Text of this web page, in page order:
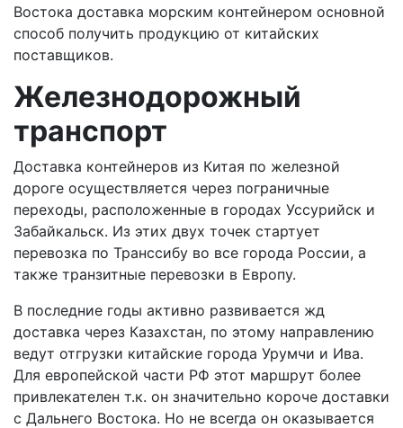
Востока доставка морским контейнером основной
способ получить продукцию от китайских
поставщиков.
Железнодорожный
транспорт
Доставка контейнеров из Китая по железной
дороге осуществляется через пограничные
переходы, расположенные в городах Уссурийск и
Забайкальск. Из этих двух точек стартует
перевозка по Транссибу во все города России, а
также транзитные перевозки в Европу.
В последние годы активно развивается жд
доставка через Казахстан, по этому направлению
ведут отгрузки китайские города Урумчи и Ива.
Для европейской части РФ этот маршрут более
привлекателен т.к. он значительно короче доставки
с Дальнего Востока. Но не всегда он оказывается